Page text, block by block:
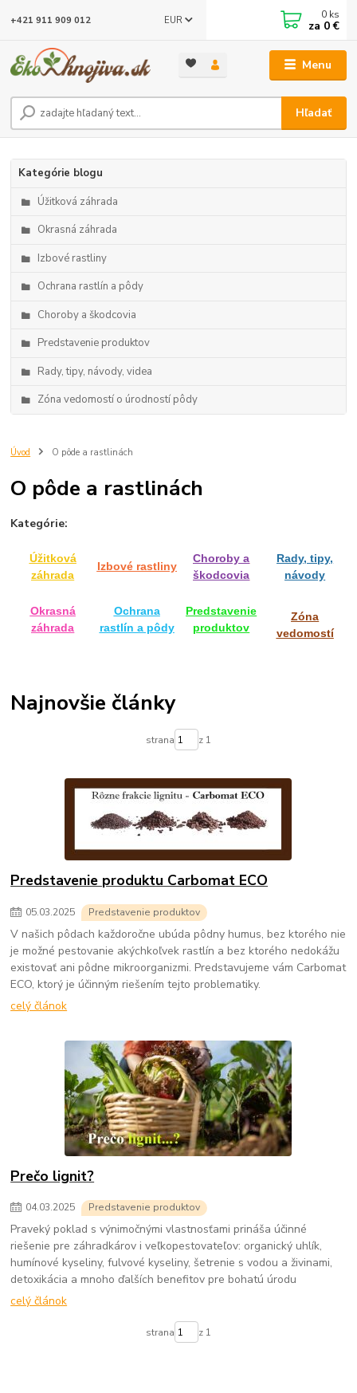
Menu
EUR
Hľadať
+421 911 909 012 0 ks
za 0 €
Kategórie blogu
Úžitková záhrada
Okrasná záhrada
Izbové rastliny
Ochrana rastlín a pôdy
Choroby a škodcovia
Predstavenie produktov
Rady, tipy, návody, videa
Zóna vedomostí o úrodností pôdy
Úvod O pôde a rastlinách
O pôde a rastlinách
Kategórie:
Úžitková
záhrada
Izbové rastliny
Choroby a
škodcovia
Rady, tipy,
návody
Okrasná
záhrada
Ochrana
rastlín a pôdy
Predstavenie
produktov
Zóna
vedomostí
Najnovšie články
strana z 1
Predstavenie produktu Carbomat ECO
05.03.2025 Predstavenie produktov
V našich pôdach každoročne ubúda pôdny humus, bez ktorého nie
je možné pestovanie akýchkoľvek rastlín a bez ktorého nedokážu
existovať ani pôdne mikroorganizmi. Predstavujeme vám Carbomat
ECO, ktorý je účinným riešením tejto problematiky.
celý článok
Prečo lignit?
04.03.2025 Predstavenie produktov
Praveký poklad s výnimočnými vlastnosťami prináša účinné
riešenie pre záhradkárov i veľkopestovateľov: organický uhlík,
humínové kyseliny, fulvové kyseliny, šetrenie s vodou a živinami,
detoxikácia a mnoho ďalších benefitov pre bohatú úrodu
celý článok
strana z 1